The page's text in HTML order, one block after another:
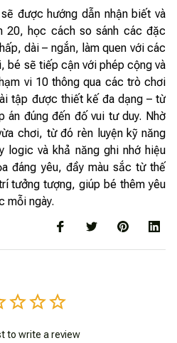
được hướng dẫn nhận biết và
học cách so sánh các đặc
dài – ngắn, làm quen với các
bé sẽ tiếp cận với phép cộng và
vi 10 thông qua các trò chơi
tập được thiết kế đa dạng – từ
án đúng đến đố vui tư duy. Nhờ
chơi, từ đó rèn luyện kỹ năng
logic và khả năng ghi nhớ hiệu
đáng yêu, đầy màu sắc từ thế
tưởng tượng, giúp bé thêm yêu
mỗi ngày.
to write a review